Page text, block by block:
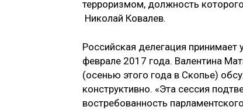
терроризмом, должность
Николай Ковалев.
Российская делегация принимает
феврале 2017 года. Валентина
(осенью этого года в Скопье)
конструктивно. «Эта сессия
востребованность